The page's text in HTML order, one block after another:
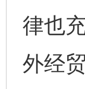
律也
外经